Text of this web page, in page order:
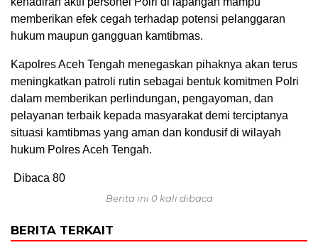
memberikan efek cegah terhadap potensi pelanggaran
hukum maupun gangguan kamtibmas.
Kapolres Aceh Tengah menegaskan pihaknya akan terus
meningkatkan patroli rutin sebagai bentuk komitmen Polri
dalam memberikan perlindungan, pengayoman, dan
pelayanan terbaik kepada masyarakat demi terciptanya
situasi kamtibmas yang aman dan kondusif di wilayah
hukum Polres Aceh Tengah.
Dibaca 80
Berita ini 0 kali dibaca
BERITA TERKAIT